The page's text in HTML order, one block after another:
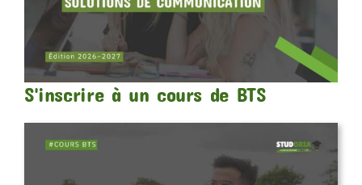
S'inscrire à un cours de BTS